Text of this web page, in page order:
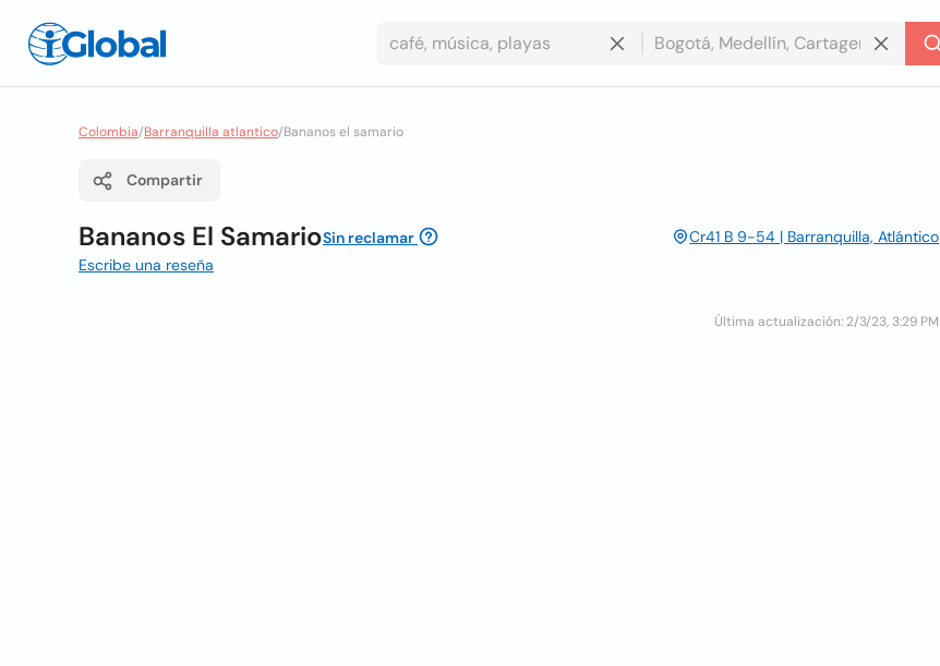
Colombia/Barranquilla atlantico/Bananos el samario
Compartir
Bananos El SamarioSin reclamar
Cr41 B 9-54 | Barranquilla, Atlántico
Escribe una reseña
Última actualización: 2/3/23, 3:29 PM